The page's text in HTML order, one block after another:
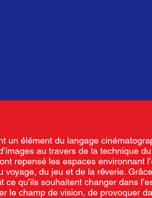
un élément du langage
au travers de la technique
repensé les espaces environnant
voyage, du jeu et de la rêverie.
ce qu’ils souhaitent changer dans
le champ de vision, de provoquer